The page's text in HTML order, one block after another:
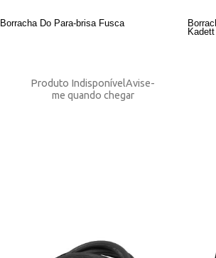
Borracha Do Para-brisa Fusca
Produto IndisponívelAvise-
me quando chegar